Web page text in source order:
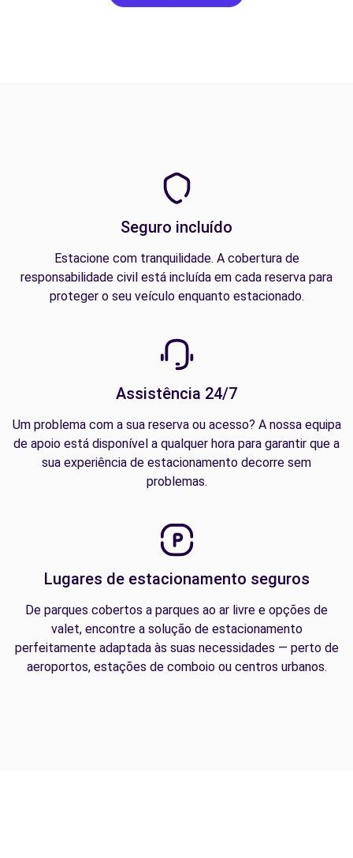
Seguro incluído
Estacione com tranquilidade. A cobertura de
responsabilidade civil está incluída em cada reserva para
proteger o seu veículo enquanto estacionado.
Assistência 24/7
Um problema com a sua reserva ou acesso? A nossa equipa
de apoio está disponível a qualquer hora para garantir que a
sua experiência de estacionamento decorre sem
problemas.
Lugares de estacionamento seguros
De parques cobertos a parques ao ar livre e opções de
valet, encontre a solução de estacionamento
perfeitamente adaptada às suas necessidades — perto de
aeroportos, estações de comboio ou centros urbanos.